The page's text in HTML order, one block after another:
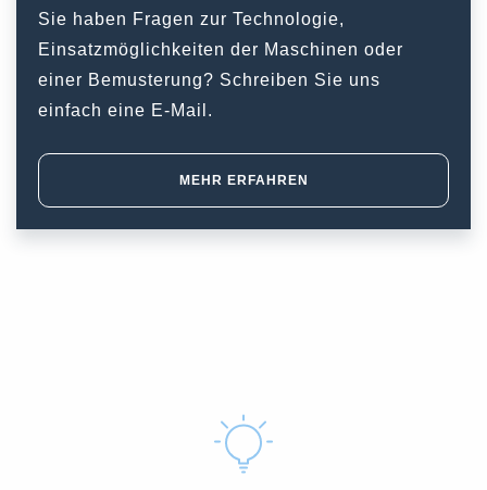
Sie haben Fragen zur Technologie,
Einsatzmöglichkeiten der Maschinen oder
einer Bemusterung? Schreiben Sie uns
einfach eine E-Mail.
MEHR ERFAHREN